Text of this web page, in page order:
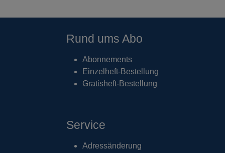
Rund ums Abo
Abonnements
Einzelheft-Bestellung
Gratisheft-Bestellung
Service
Adressänderung